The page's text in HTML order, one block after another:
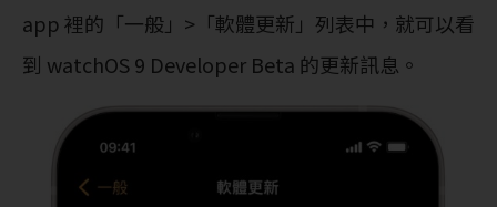
app 裡的「一般」>「軟體更新」列表中，就可以看
到 watchOS 9 Developer Beta 的更新訊息。